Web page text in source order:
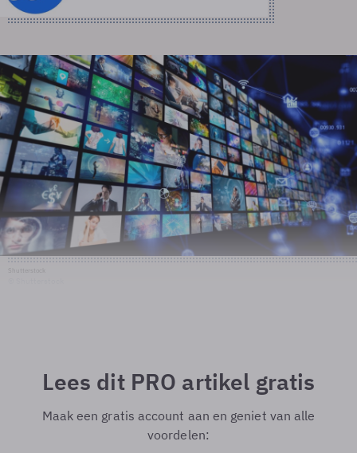
Lees dit PRO artikel gratis
Maak een gratis account aan en geniet van alle
voordelen: